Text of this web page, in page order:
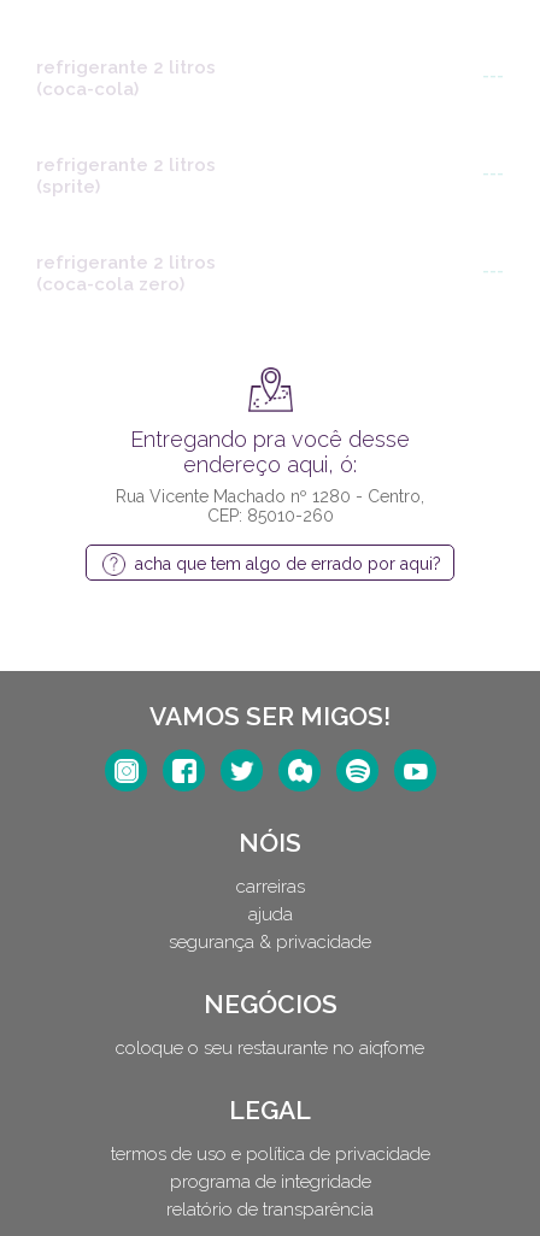
refrigerante 2 litros
(coca-cola)
---
refrigerante 2 litros
(sprite)
---
refrigerante 2 litros
(coca-cola zero)
---
Entregando pra você desse
endereço aqui, ó:
Rua Vicente Machado nº 1280 - Centro,
CEP: 85010-260
acha que tem algo de errado por aqui?
VAMOS SER MIGOS!
NÓIS
carreiras
ajuda
segurança & privacidade
NEGÓCIOS
coloque o seu restaurante no aiqfome
LEGAL
termos de uso e política de privacidade
programa de integridade
relatório de transparência